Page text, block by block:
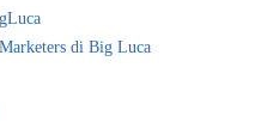
di Big Luca